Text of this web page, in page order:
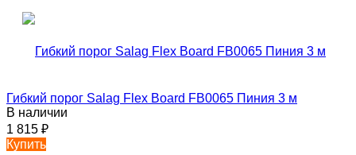
Гибкий порог Salag Flex Board FB0065 Пиния 3 м
В наличии
1 815 ₽
Купить